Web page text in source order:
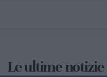
Le ultime